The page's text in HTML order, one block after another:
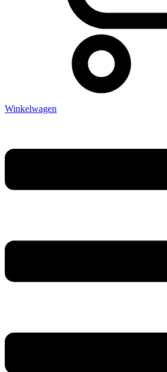
Winkelwagen